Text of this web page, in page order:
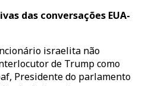
das conversações EUA-
israelita não
de Trump como
Presidente do parlamento